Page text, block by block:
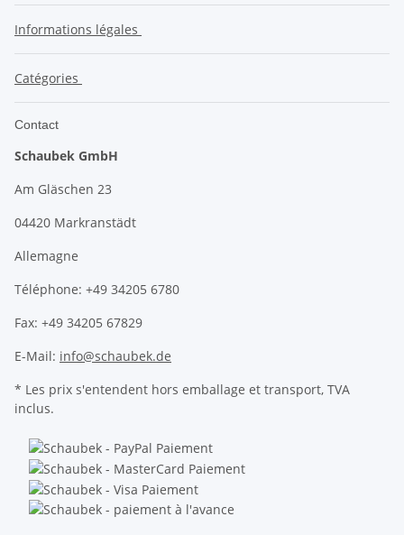
Informations légales
Catégories
Contact
Schaubek GmbH
Am Gläschen 23
04420 Markranstädt
Allemagne
Téléphone: +49 34205 6780
Fax: +49 34205 67829
E-Mail: info@schaubek.de
* Les prix s'entendent hors emballage et transport, TVA
inclus.